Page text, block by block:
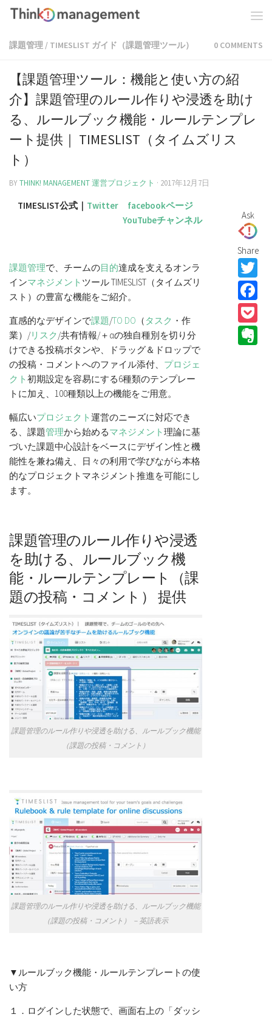
課題管理 / TIMESLIST ガイド（課題管理ツール） 0 COMMENTS
【課題管理ツール：機能と使い方の紹
介】課題管理のルール作りや浸透を助け
る、ルールブック機能・ルールテンプレ
ート提供｜ TIMESLIST（タイムズリス
ト）
BYTHINK! MANAGEMENT 運営プロジェクト · 2017年12月7日
TIMESLIST公式｜ Twitter
facebookページ
YouTubeチャンネル
課題管理で、チームの目的達成を支えるオンラ
インマネジメント ツール TIMESLIST（タイムズリ
スト）の豊富な機能をご紹介。
直感的なデザインで課題/TO DO （ タスク ・作
業）/リスク/共有情報/＋αの独自種別を切り分
けできる投稿ボタンや、ドラッグ＆ドロップで
の投稿・コメントへのファイル添付、 プロジェ
クト初期設定を容易にする6種類のテンプレー
トに加え、100種類以上の機能をご用意。
幅広いプロジェクト運営のニーズに対応でき
る、課題管理から始めるマネジメント理論に基
づいた課題中心設計をベースにデザイン性と機
能性を兼ね備え、日々の利用で学びながら本格
的なプロジェクトマネジメント推進を可能にし
ます。
課題管理のルール作りや浸透
を助ける、ルールブック機
能・ルールテンプレート（課
題の投稿・コメント） 提供
課題管理のルール作りや浸透を助ける、ルールブック機能
（課題の投稿・コメント）
課題管理のルール作りや浸透を助ける、ルールブック機能
（課題の投稿・コメント） －英語表示
▼ルールブック機能・ルールテンプレートの使
い方
１．ログインした状態で、画面右上の「ダッシ
Ask
Share